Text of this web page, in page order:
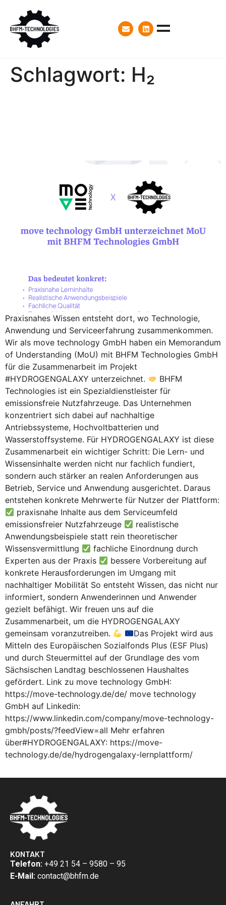
Schlagwort: H₂
Praxisnahes Wissen entsteht dort, wo Technologie,
Anwendung und Serviceerfahrung zusammenkommen.
Wir als move technology GmbH haben ein Memorandum
of Understanding (MoU) mit BHFM Technologies GmbH
für die Zusammenarbeit im Projekt
#HYDROGENGALAXY unterzeichnet.
BHFM
Technologies ist ein Spezialdienstleister für
emissionsfreie Nutzfahrzeuge. Das Unternehmen
konzentriert sich dabei auf nachhaltige
Antriebssysteme, Hochvoltbatterien und
Wasserstoffsysteme. Für HYDROGENGALAXY ist diese
Zusammenarbeit ein wichtiger Schritt: Die Lern- und
Wissensinhalte werden nicht nur fachlich fundiert,
sondern auch stärker an realen Anforderungen aus
Betrieb, Service und Anwendung ausgerichtet. Daraus
entstehen konkrete Mehrwerte für Nutzer der Plattform:
praxisnahe Inhalte aus dem Serviceumfeld
emissionsfreier Nutzfahrzeuge
realistische
Anwendungsbeispiele statt rein theoretischer
Wissensvermittlung
fachliche Einordnung durch
Experten aus der Praxis
bessere Vorbereitung auf
konkrete Herausforderungen im Umgang mit
nachhaltiger Mobilität So entsteht Wissen, das nicht nur
informiert, sondern Anwenderinnen und Anwender
gezielt befähigt. Wir freuen uns auf die
Zusammenarbeit, um die HYDROGENGALAXY
gemeinsam voranzutreiben.
Das Projekt wird aus
Mitteln des Europäischen Sozialfonds Plus (ESF Plus)
und durch Steuermittel auf der Grundlage des vom
Sächsischen Landtag beschlossenen Haushaltes
gefördert. Link zu move technology GmbH:
https://move-technology.de/de/ move technology
GmbH auf Linkedin:
https://www.linkedin.com/company/move-technology-
gmbh/posts/?feedView=all Mehr erfahren
über#HYDROGENGALAXY: https://move-
technology.de/de/hydrogengalaxy-lernplattform/
KONTAKT
Telefon: +49 21 54 – 9580 – 95
E-Mail: contact@bhfm.de